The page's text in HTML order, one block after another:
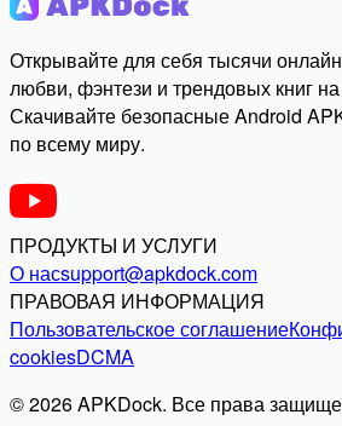
Открывайте для себя тысячи
любви, фэнтези и трендовых книг
Скачивайте безопасные Android
по всему миру.
ПРОДУКТЫ И УСЛУГИ
О насsupport@apkdock.com
ПРАВОВАЯ ИНФОРМАЦИЯ
Пользовательское соглашение
cookiesDCMA
© 2026 APKDock. Все права